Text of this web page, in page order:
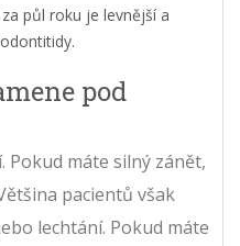
půl roku je levnější a
pod
Pokud máte silný zánět,
pacientů však
lechtání. Pokud máte